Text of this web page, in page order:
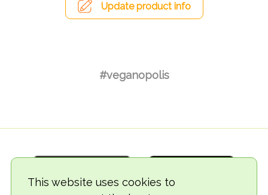
This website uses cookies to
Update product info
#veganopolis